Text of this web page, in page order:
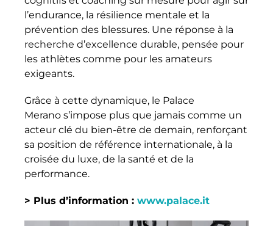
l’endurance, la résilience mentale et la
prévention des blessures. Une réponse à la
recherche d’excellence durable, pensée pour
les athlètes comme pour les amateurs
exigeants.
Grâce à cette dynamique, le Palace
Merano s’impose plus que jamais comme un
acteur clé du bien-être de demain, renforçant
sa position de référence internationale, à la
croisée du luxe, de la santé et de la
performance.
> Plus d’information : www.palace.it